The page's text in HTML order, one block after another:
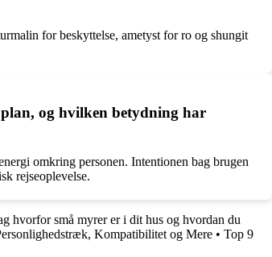
for beskyttelse, ametyst for ro og shungit
og hvilken betydning har
omkring personen. Intentionen bag brugen
rejseoplevelse.
hvorfor små myrer er i dit hus og hvordan du
Kompatibilitet og Mere • Top 9